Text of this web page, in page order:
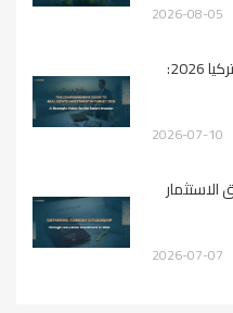
2026-08-05
الدليل الشامل للاستثمار العقاري في تركيا 2026:
2026-07-10
2026-07-07